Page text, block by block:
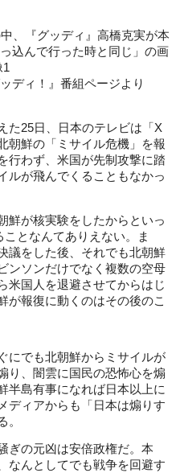
ディ！』番組ページより
た25日、日本のテレビは「X
朝鮮の「ミサイル危機」を報
行わず、米国が先制攻撃に踏
ルが飛んでくることもなかっ
が核実験をしたからといっ
となんてありえない。ま
議をした後、それでも北朝鮮
ンソンだけでなく複数の空母
米国人を退避させてからはじ
が報復に動くのはその後のこ
にでも北朝鮮からミサイルが
り、闇雲に国民の恐怖心を煽
半島有事になれば日本以上に
ディアからも「日本は煽りす
。
ぎの元凶は安倍政権だ。本
なんとしてでも戦争を回避す